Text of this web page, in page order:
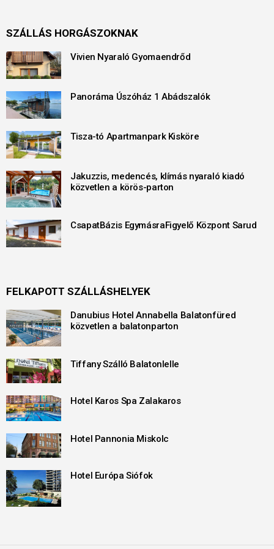
SZÁLLÁS HORGÁSZOKNAK
Vivien Nyaraló Gyomaendrőd
Panoráma Úszóház 1 Abádszalók
Tisza-tó Apartmanpark Kisköre
Jakuzzis, medencés, klímás nyaraló kiadó
közvetlen a körös-parton
CsapatBázis EgymásraFigyelő Központ Sarud
FELKAPOTT SZÁLLÁSHELYEK
Danubius Hotel Annabella Balatonfüred
közvetlen a balatonparton
Tiffany Szálló Balatonlelle
Hotel Karos Spa Zalakaros
Hotel Pannonia Miskolc
Hotel Európa Siófok